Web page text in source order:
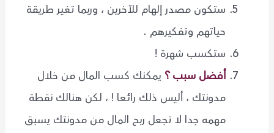
ستكون مصدر إلهام للآخرين ، وربما تغير طريقة
حياتهم وتفكيرهم .
ستكسب شهرة !
أفضل سبب ؟ يمكنك كسب المال من خلال
مدونتك ، أليس ذلك رائعا ! ، لكن هنالك نقطة
مهمه جدا لا تجعل ربح المال من مدونتك يسبق